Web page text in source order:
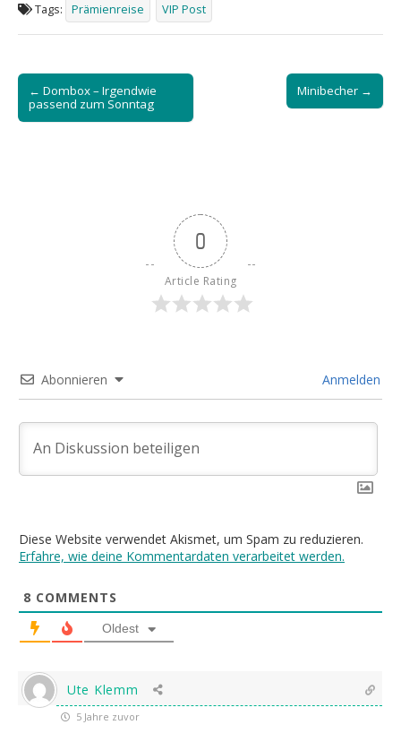
Tags: Prämienreise VIP Post
Post
navigation
← Dombox – Irgendwie
passend zum Sonntag
Minibecher →
0
Article Rating
Abonnieren Anmelden
Diese Website verwendet Akismet, um Spam zu reduzieren.
Erfahre, wie deine Kommentardaten verarbeitet werden.
8 COMMENTS
Oldest
Ute Klemm
5 Jahre zuvor